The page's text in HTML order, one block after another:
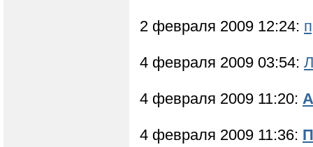
2 февраля 2009 12:24:
4 февраля 2009 03:54:
4 февраля 2009 11:20:
4 февраля 2009 11:36: